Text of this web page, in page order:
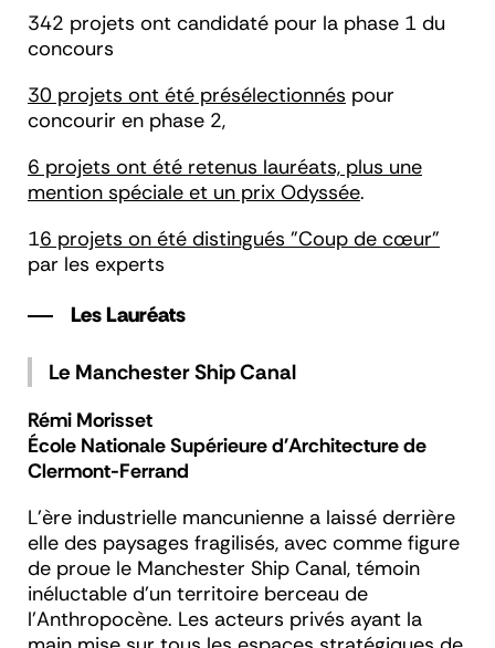
342 projets ont candidaté pour la phase 1 du
concours
30 projets ont été présélectionnés pour
concourir en phase 2,
6 projets ont été retenus lauréats, plus une
mention spéciale et un prix Odyssée.
16 projets on été distingués "Coup de cœur"
par les experts
Les Lauréats
Le Manchester Ship Canal
Rémi Morisset
École Nationale Supérieure d'Architecture de
Clermont-Ferrand
L’ère industrielle mancunienne a laissé derrière
elle des paysages fragilisés, avec comme figure
de proue le Manchester Ship Canal, témoin
inéluctable d’un territoire berceau de
l’Anthropocène. Les acteurs privés ayant la